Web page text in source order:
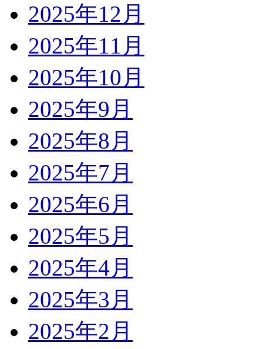
2025年12月
2025年11月
2025年10月
2025年9月
2025年8月
2025年7月
2025年6月
2025年5月
2025年4月
2025年3月
2025年2月